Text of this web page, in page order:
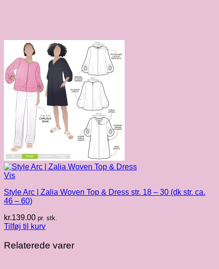
Vis
Style Arc | Zalia Woven Top & Dress str. 18 – 30 (dk str. ca.
46 – 60)
kr.139.00 pr. stk.
Tilføj til kurv
Relaterede varer